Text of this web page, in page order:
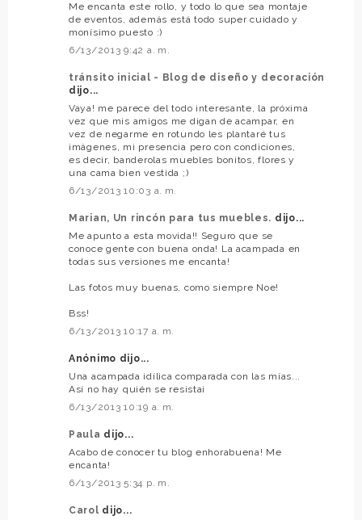
Me encanta este rollo, y todo lo que sea montaje
de eventos, además está todo super cuidado y
monísimo puesto :)
6/13/2013 9:42 a. m.
tránsito inicial - Blog de diseño y decoración
dijo...
Vaya! me parece del todo interesante, la próxima
vez que mis amigos me digan de acampar, en
vez de negarme en rotundo les plantaré tus
imágenes, mi presencia pero con condiciones,
es decir, banderolas muebles bonitos, flores y
una cama bien vestida ;)
6/13/2013 10:03 a. m.
Marian, Un rincón para tus muebles. dijo...
Me apunto a esta movida!! Seguro que se
conoce gente con buena onda! La acampada en
todas sus versiones me encanta!
Las fotos muy buenas, como siempre Noe!
Bss!
6/13/2013 10:17 a. m.
Anónimo dijo...
Una acampada idílica comparada con las mías...
Así no hay quién se resista¡
6/13/2013 10:19 a. m.
Paula dijo...
Acabo de conocer tu blog enhorabuena! Me
encanta!
6/13/2013 5:34 p. m.
Carol dijo...